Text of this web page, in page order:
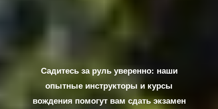
Садитесь за руль уверенно: наши
опытные инструкторы и курсы
вождения помогут вам сдать экзамен